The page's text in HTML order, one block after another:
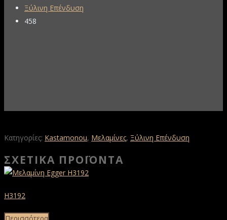
Ξύλινη Επένδυση
458
Κατηγορίες: Kastamonou, Μελαμίνες, Ξύλινη Επένδυση
ΣΧΕΤΙΚΆ ΠΡΟΪΌΝΤΑ
H3192
Περισσότερα